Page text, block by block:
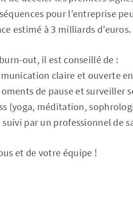
pour l’entreprise
estimé à 3 milliards
out, il est conseillé de :
claire et ouverte
de pause et surveiller
(yoga, méditation,
suivi par un professionnel de
et de votre équipe !